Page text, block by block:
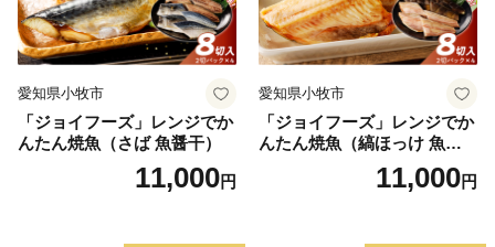
・寄附につきましては、年度内の回数制限は現在設けて
おりません。
す。
・返礼品の写真はイメージです。
かった場合、再発送は出来かねますので、ご了承くださ
愛知県小牧市
「ジョイフーズ」レンジでか
んたん焼魚（さば 魚醤干）
11,000円
愛知県小牧市
「ジョイフーズ」レンジでか
んたん焼魚（縞ほっけ 魚醤
11,000円